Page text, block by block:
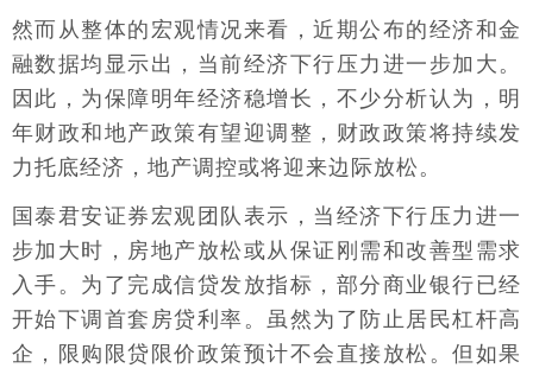
然而从整体的宏观情况来看，近期公布的经济和金
融数据均显示出，当前经济下行压力进一步加大。
因此，为保障明年经济稳增长，不少分析认为，明
年财政和地产政策有望迎调整，财政政策将持续发
力托底经济，地产调控或将迎来边际放松。
国泰君安证券宏观团队表示，当经济下行压力进一
步加大时，房地产放松或从保证刚需和改善型需求
入手。为了完成信贷发放指标，部分商业银行已经
开始下调首套房贷利率。虽然为了防止居民杠杆高
企，限购限贷限价政策预计不会直接放松。但如果